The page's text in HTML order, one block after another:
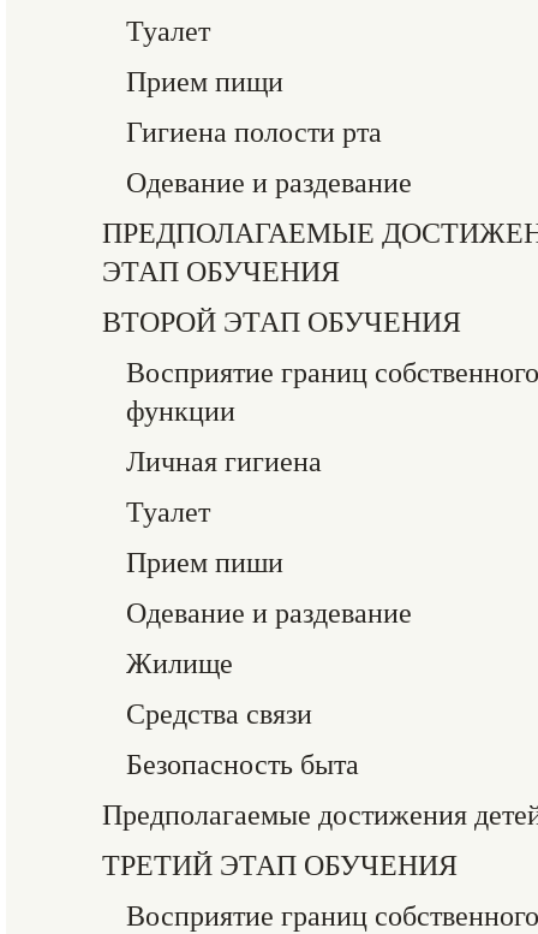
Туалет
Прием пищи
Гигиена полости рта
Одевание и раздевание
ПРЕДПОЛАГАЕМЫЕ
ЭТАП ОБУЧЕНИЯ
ВТОРОЙ ЭТАП ОБУЧЕНИЯ
Восприятие границ
функции
Личная гигиена
Туалет
Прием пиши
Одевание и раздевание
Жилище
Средства связи
Безопасность быта
Предполагаемые достижения
ТРЕТИЙ ЭТАП ОБУЧЕНИЯ
Восприятие границ